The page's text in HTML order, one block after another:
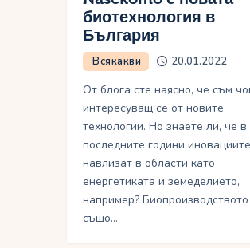
биотехнология в
България
Всякакви 20.01.2022
От блога сте наясно, че съм
интересуващ се от новите
технологии. Но знаете ли, че в
последните години иновациите
навлизат в области като
енергетиката и земеделието,
например? Биопроизводството
също…